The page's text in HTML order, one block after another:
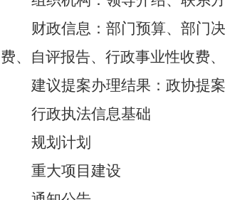
财政信息：部门预算、部门
费、自评报告、行政事业性收费
建议提案办理结果：政协提
行政执法信息基础
规划计划
重大项目建设